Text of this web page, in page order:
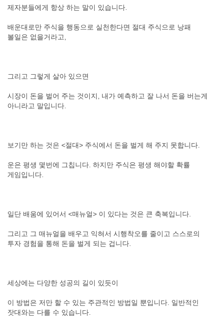
제자분들에게 항상 하는 말이 있습니다.
배운대로만 주식을 행동으로 실천한다면 절대 주식으로 낭패
볼일은 없을거라고,
그리고 그렇게 살아 있으면
시장이 돈을 벌어 주는 것이지, 내가 예측하고 잘 나서 돈을 버는게
아니라고 말입니다.
보기만 하는 것은 <절대> 주식에서 돈을 벌게 해 주지 못합니다.
운은 평생 몇번에 그칩니다. 하지만 주식은 평생 해야할 확률
게임입니다.
일단 배움에 있어서 <매뉴얼> 이 있다는 것은 큰 축복입니다.
그리고 그 매뉴얼을 배우고 익혀서 시행착오를 줄이고 스스로의
투자 경험을 통해 돈을 벌게 되는 겁니다.
세상에는 다양한 성공의 길이 있듯이
이 방법은 저만 할 수 있는 주관적인 방법일 뿐입니다. 일반적인
잣대와는 다를 수 있습니다.